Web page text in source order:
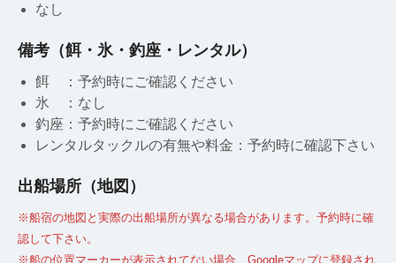
なし
備考（餌・氷・釣座・レンタル）
餌 ：予約時にご確認ください
氷 ：なし
釣座：予約時にご確認ください
レンタルタックルの有無や料金：予約時に確認下さい
出船場所（地図）
※船宿の地図と実際の出船場所が異なる場合があります。予約時に確
認して下さい。
※船の位置マーカーが表示されてない場合、Googleマップに登録され